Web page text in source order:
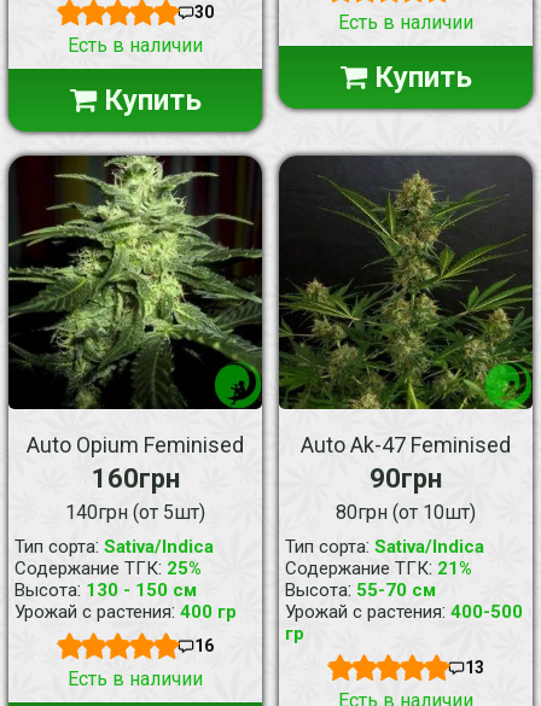
30
Есть в наличии
Купить
Есть в наличии
Купить
Auto Opium Feminised
160грн
140грн (от 5шт)
Тип сорта: Sativa/Indica
Содержание ТГК: 25%
Высота: 130 - 150 см
Урожай с растения: 400 гр
16
Есть в наличии
Auto Ak-47 Feminised
90грн
80грн (от 10шт)
Тип сорта: Sativa/Indica
Содержание ТГК: 21%
Высота: 55-70 см
Урожай с растения: 400-500
гр
13
Есть в наличии